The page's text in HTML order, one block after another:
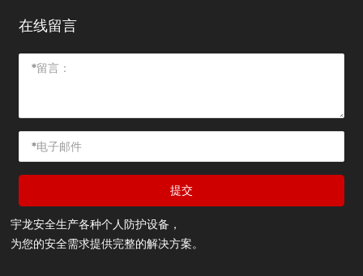
宇龙安全生产各种个人防护设备，
为您的安全需求提供完整的解决方案。
在线留言
提交